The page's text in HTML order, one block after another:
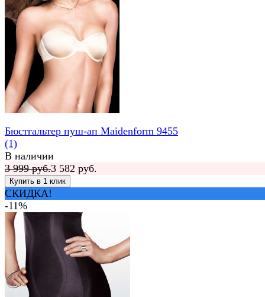
Бюстгальтер пуш-ап Maidenform 9455
(1)
В наличии
3 999 руб.3 582 руб.
СКИДКА!
-11%